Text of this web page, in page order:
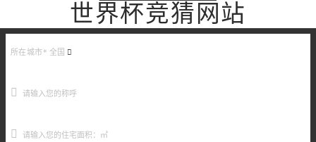
世界杯竞猜网站
所在城市* 全国